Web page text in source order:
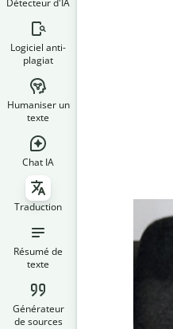
Détecteur d'IA
Logiciel anti-
plagiat
Humaniser un
texte
Chat IA
Traduction
Résumé de
texte
Générateur
de sources